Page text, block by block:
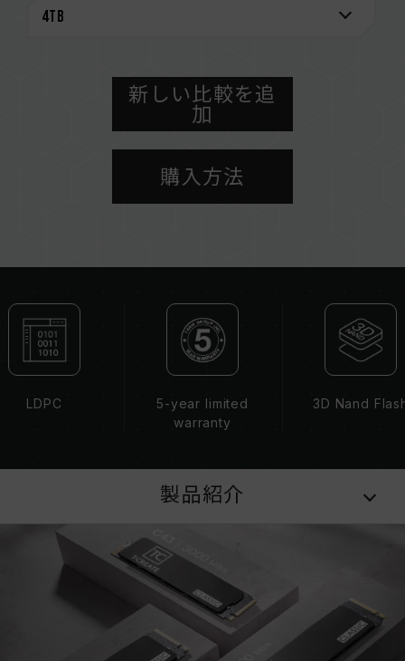
SSDの状態を把握し、さらなる安心を実現
米国の特許番号 : US11051392B2
台湾の特許番号: I703921
中国の新特許番号: CN 211019739 U
台湾発明専利（証明書番号：I751753）
新しい比較を追
加
購入方法
LDPC
5-year limited
warranty
3D Nand
製品紹介